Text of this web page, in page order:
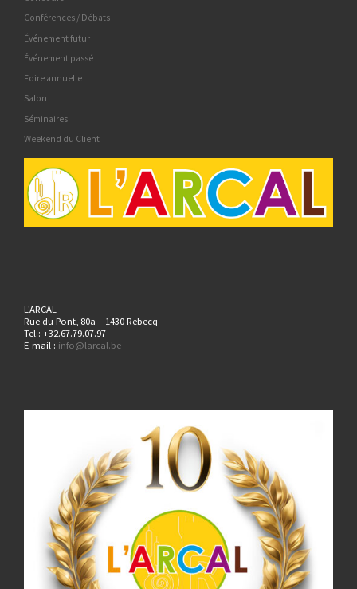
Conférences / Débats
Événement futur
Événement passé
Foire annuelle
Salon
Séminaires
Weekend du Client
L'ARCAL
Rue du Pont, 80a – 1430 Rebecq
Tel.: +32.67.79.07.97
E-mail : info@larcal.be